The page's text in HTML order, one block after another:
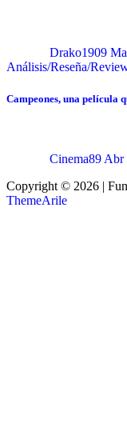
Drako1909
Análisis/Reseña/
Campeones, una película
Cinema89 Abr
Copyright © 2026 |
ThemeArile